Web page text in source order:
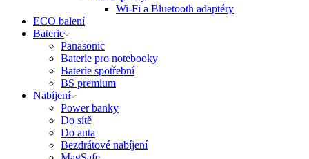
Wi-Fi a Bluetooth adaptéry
ECO balení
Baterie
Panasonic
Baterie pro notebooky
Baterie spotřební
BS premium
Nabíjení
Power banky
Do sítě
Do auta
Bezdrátové nabíjení